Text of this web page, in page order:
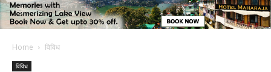
Home विविध
विविध